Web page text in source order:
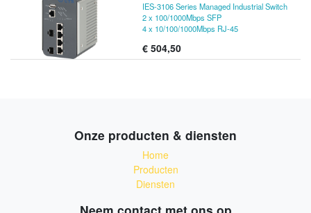
IES-3106 Series Managed Industrial Switch
2 x 100/1000Mbps SFP
4 x 10/100/1000Mbps RJ-45
€ 504,50
Onze producten & diensten
Home
Producten
Diensten